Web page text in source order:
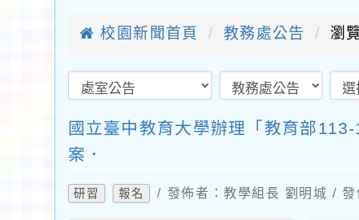
校園新聞首頁 教務處公告 瀏
國立臺中教育大學辦理「教育部
案．
研習 報名 / 發佈者：教學組長 劉明城 /